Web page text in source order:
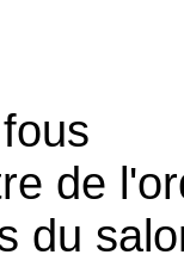
de
du